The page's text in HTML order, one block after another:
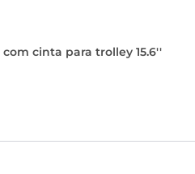
cinta para trolley 15.6''